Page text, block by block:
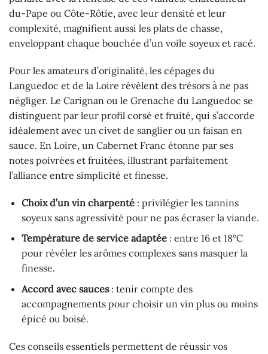
du-Pape ou Côte-Rôtie, avec leur densité et leur
complexité, magnifient aussi les plats de chasse,
enveloppant chaque bouchée d’un voile soyeux et racé.
Pour les amateurs d’originalité, les cépages du
Languedoc et de la Loire révèlent des trésors à ne pas
négliger. Le Carignan ou le Grenache du Languedoc se
distinguent par leur profil corsé et fruité, qui s’accorde
idéalement avec un civet de sanglier ou un faisan en
sauce. En Loire, un Cabernet Franc étonne par ses
notes poivrées et fruitées, illustrant parfaitement
l’alliance entre simplicité et finesse.
Choix d’un vin charpenté: privilégier les tannins
soyeux sans agressivité pour ne pas écraser la viande.
Température de service adaptée: entre 16 et 18°C
pour révéler les arômes complexes sans masquer la
finesse.
Accord avec sauces: tenir compte des
accompagnements pour choisir un vin plus ou moins
épicé ou boisé.
Ces conseils essentiels permettent de réussir vos